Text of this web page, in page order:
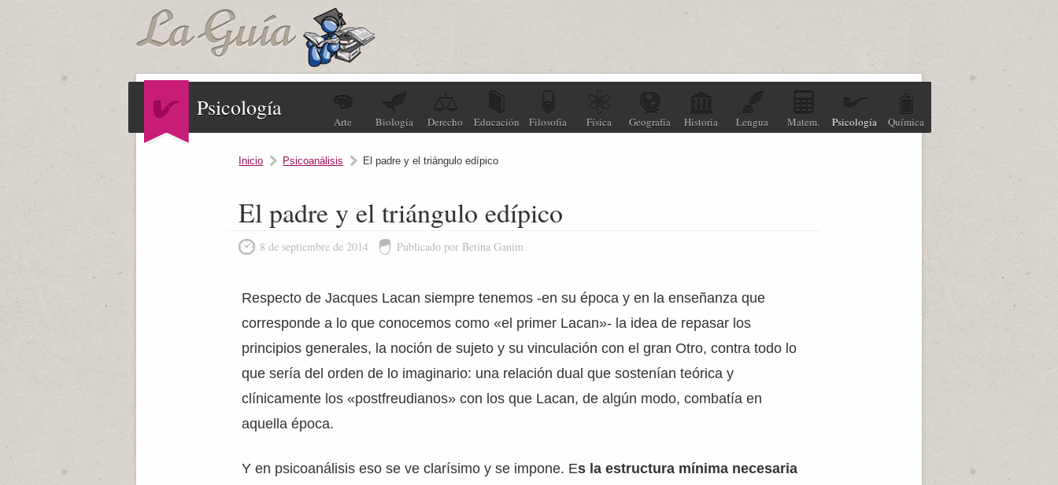
Psicología
Arte Biología Derecho Educación Filosofía Física Geografía Historia Lengua Matem. Psicología Química
Inicio Psicoanálisis El padre y el triángulo edípico
El padre y el triángulo edípico
8 de septiembre de 2014 Publicado por Betina Ganim
Respecto de Jacques Lacan siempre tenemos -en su época y en la enseñanza que
corresponde a lo que conocemos como «el primer Lacan»- la idea de repasar los
principios generales, la noción de sujeto y su vinculación con el gran Otro, contra todo lo
que sería del orden de lo imaginario: una relación dual que sostenían teórica y
clínicamente los «postfreudianos» con los que Lacan, de algún modo, combatía en
aquella época.
Y en psicoanálisis eso se ve clarísimo y se impone. Es la estructura mínima necesaria